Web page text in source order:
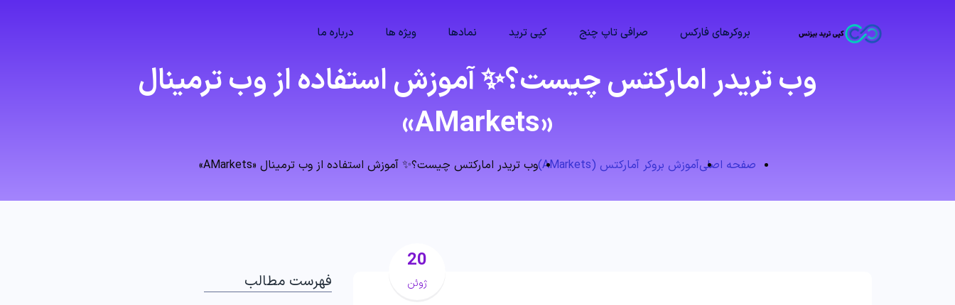
بروکرهای فارکس صرافی تاپ چنج کپی ترید نمادها ویژه ها درباره ما
وب تریدر امارکتس چیست؟✨ آموزش استفاده از وب ترمینال
«AMarkets»
صفحه اصلیآموزش بروکر آمارکتس (AMarkets) وب تریدر امارکتس چیست؟✨ آموزش استفاده از وب ترمینال «AMarkets»
20
ژوئن فهرست مطالب